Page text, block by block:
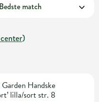
)
Handske
lilla/sort str. 8